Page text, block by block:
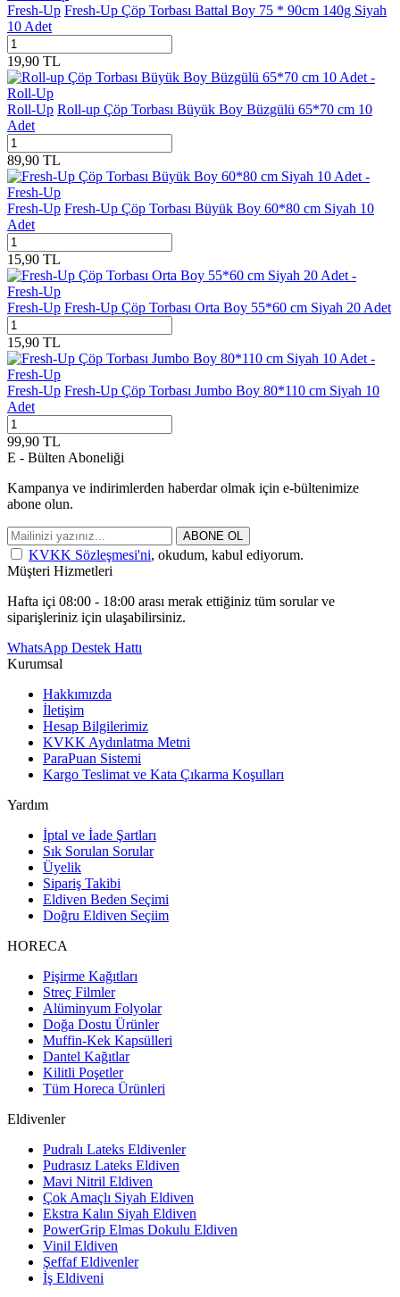
Fresh-Up Fresh-Up Çöp Torbası Battal Boy 75 * 90cm 140g Siyah
10 Adet
19,90 TL
Roll-Up Roll-up Çöp Torbası Büyük Boy Büzgülü 65*70 cm 10
Adet
89,90 TL
Fresh-Up Fresh-Up Çöp Torbası Büyük Boy 60*80 cm Siyah 10
Adet
15,90 TL
Fresh-Up Fresh-Up Çöp Torbası Orta Boy 55*60 cm Siyah 20 Adet
15,90 TL
Fresh-Up Fresh-Up Çöp Torbası Jumbo Boy 80*110 cm Siyah 10
Adet
99,90 TL
E - Bülten Aboneliği
Kampanya ve indirimlerden haberdar olmak için e-bültenimize
abone olun.
ABONE OL
KVKK Sözleşmesi'ni, okudum, kabul ediyorum.
Müşteri Hizmetleri
Hafta içi 08:00 - 18:00 arası merak ettiğiniz tüm sorular ve
siparişleriniz için ulaşabilirsiniz.
WhatsApp Destek Hattı
Kurumsal
Hakkımızda
İletişim
Hesap Bilgilerimiz
KVKK Aydınlatma Metni
ParaPuan Sistemi
Kargo Teslimat ve Kata Çıkarma Koşulları
Yardım
İptal ve İade Şartları
Sık Sorulan Sorular
Üyelik
Sipariş Takibi
Eldiven Beden Seçimi
Doğru Eldiven Seçiim
HORECA
Pişirme Kağıtları
Streç Filmler
Alüminyum Folyolar
Doğa Dostu Ürünler
Muffin-Kek Kapsülleri
Dantel Kağıtlar
Kilitli Poşetler
Tüm Horeca Ürünleri
Eldivenler
Pudralı Lateks Eldivenler
Pudrasız Lateks Eldiven
Mavi Nitril Eldiven
Çok Amaçlı Siyah Eldiven
Ekstra Kalın Siyah Eldiven
PowerGrip Elmas Dokulu Eldiven
Vinil Eldiven
Şeffaf Eldivenler
İş Eldiveni